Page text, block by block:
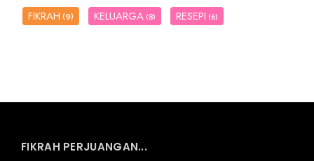
FIKRAH(9) KELUARGA (8) RESEPI (6)
FIKRAH PERJUANGAN...